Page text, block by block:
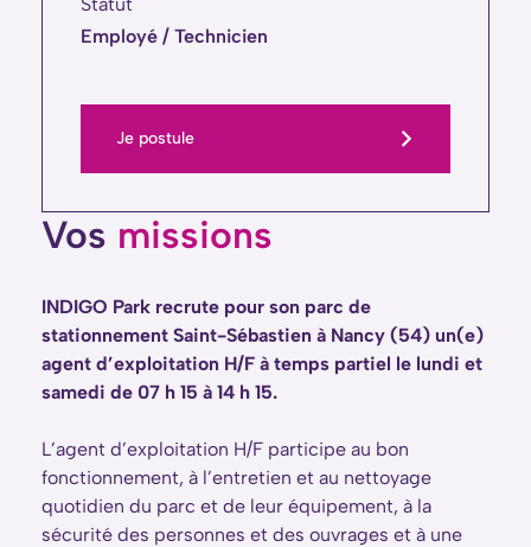
Vos missions
INDIGO Park recrute pour son parc de
stationnement Saint-Sébastien à Nancy (54) un(e)
agent d’exploitation H/F à temps partiel le lundi et
samedi de 07 h 15 à 14 h 15.
L’agent d’exploitation H/F participe au bon
fonctionnement, à l’entretien et au nettoyage
quotidien du parc et de leur équipement, à la
sécurité des personnes et des ouvrages et à une
Employé / Technicien
Je postule